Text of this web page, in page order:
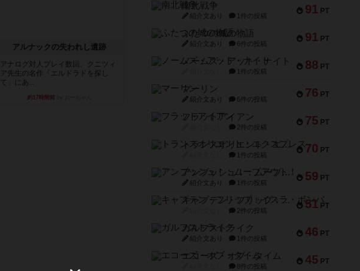
アルナックの失われし遺跡
アナログ対人プレイ数回。クニツィ
ア先生の名作「エルドラドを探し
て」にあ...
約17時間前
91 PT
南北戦争
紹介文あり 1件の投稿
91 PT
ふたつの城の物語
紹介文あり 6件の投稿
88 PT
ノームズ・アット・ナイト
1件の投稿
76 PT
マーリン
紹介文あり 6件の投稿
75 PT
フラットアイアン
2件の投稿
70 PT
トランスオリエント・エクスプレス
1件の投稿
59 PT
アンブッシュ！：ムーブアウト！
紹介文あり 1件の投稿
51 PT
キャプテン・フリップ：イスラ・ボンバ
2件の投稿
46 PT
ガルフストライク
紹介文あり 1件の投稿
45 PT
エコーズ・オブ・タイム
8件の投稿